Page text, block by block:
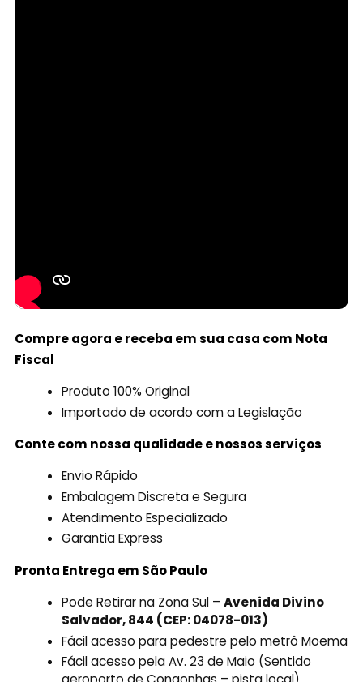
Compre agora e receba em sua casa com Nota
Fiscal
Produto 100% Original
Importado de acordo com a Legislação
Conte com nossa qualidade e nossos serviços
Envio Rápido
Embalagem Discreta e Segura
Atendimento Especializado
Garantia Express
Pronta Entrega em São Paulo
Pode Retirar na Zona Sul –Avenida Divino
Salvador, 844 (CEP: 04078-013)
Fácil acesso para pedestre pelo metrô Moema
Fácil acesso pela Av. 23 de Maio (Sentido